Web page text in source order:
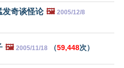
发奇谈怪论 🖼️ 2005/12/8
🖼️ 2005/11/18 （59,448次）